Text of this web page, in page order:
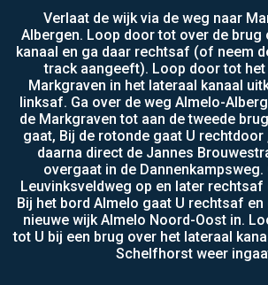
Verlaat de wijk via de weg naar
Albergen. Loop door tot over de brug
kanaal en ga daar rechtsaf (of neem
track aangeeft). Loop door tot het
Markgraven in het lateraal kanaal
linksaf. Ga over de weg Almelo-
de Markgraven tot aan de tweede
gaat, Bij de rotonde gaat U rechtdoor
daarna direct de Jannes
overgaat in de
Leuvinksveldweg op en later rechtsaf
Bij het bord Almelo gaat U rechtsaf
nieuwe wijk Almelo Noord-Oost in.
tot U bij een brug over het lateraal
Schelfhorst weer